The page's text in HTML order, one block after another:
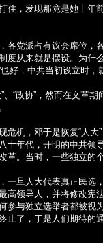
住，发现那竟是她十年
各党派占有议会席位，
度从来就是摆设。为什
好，中共当初设立时，
、“政协”，然而在文革
危机，邓于是恢复“人
十年代，开明的中共领
革。当时，一些独立的
一旦人大代表真正民选
高领导人，并将修改宪
参与独立选举者都被视
止了，于是人们期待的